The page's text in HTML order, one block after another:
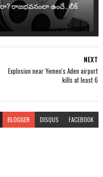
రాజభవనంలా ఉందే.. లీక్
NEXT
Explosion near Yemen's Aden airport
kills at least 6
BLOGGER DISQUS FACEBOOK